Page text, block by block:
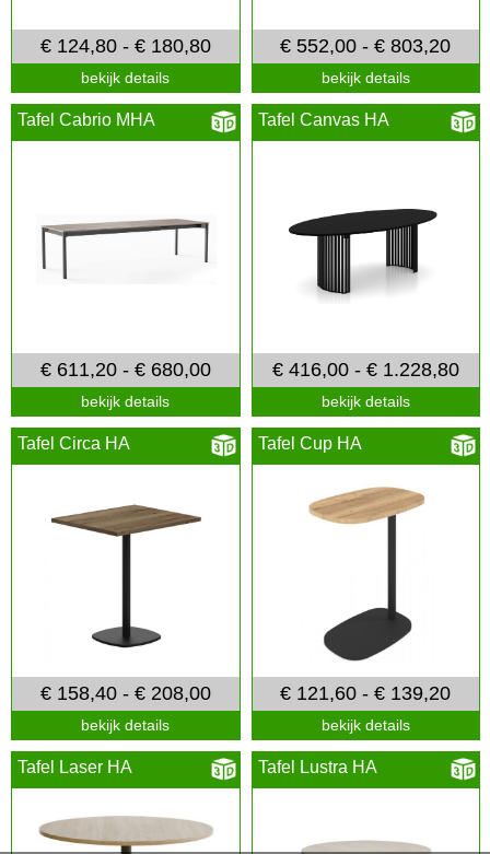
€ 124,80 - € 180,80
bekijk details
€ 552,00 - € 803,20
bekijk details
Tafel Cabrio MHA
€ 611,20 - € 680,00
bekijk details
Tafel Canvas HA
€ 416,00 - € 1.228,80
bekijk details
Tafel Circa HA
€ 158,40 - € 208,00
bekijk details
Tafel Cup HA
€ 121,60 - € 139,20
bekijk details
Tafel Laser HA Tafel Lustra HA